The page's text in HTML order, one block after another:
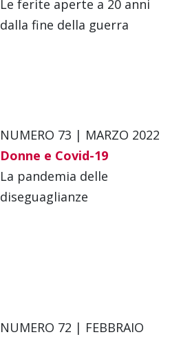
Le ferite aperte a 20 anni
dalla fine della guerra
NUMERO 73 | MARZO 2022
Donne e Covid-19
La pandemia delle
diseguaglianze
NUMERO 72 | FEBBRAIO